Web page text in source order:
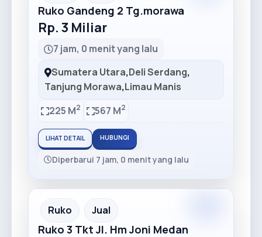
Ruko Gandeng 2 Tg.morawa
Rp. 3 Miliar
7 jam, 0 menit yang lalu
Sumatera Utara,Deli Serdang,
Tanjung Morawa,Limau Manis
225 M2 567 M2
LIHAT DETAIL HUBUNGI
Diperbarui 7 jam, 0 menit yang lalu
Ruko Jual
Ruko 3 Tkt Jl. Hm Joni Medan